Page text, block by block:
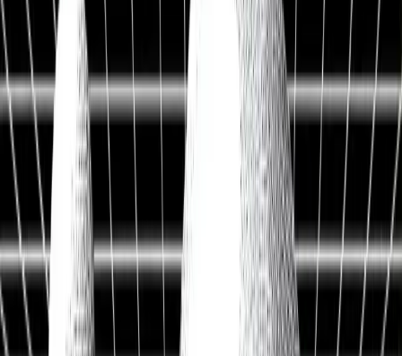
Live Workshop
TERMINAL + API Kostenlos
Sieh, was andere nicht sehen
Fair Value, KI-Analysen & Screener zu 20.000+ Aktien —
vertraut von BlackRock, Goldman Sachs & Anthropic.
100M+
Kennzahlen